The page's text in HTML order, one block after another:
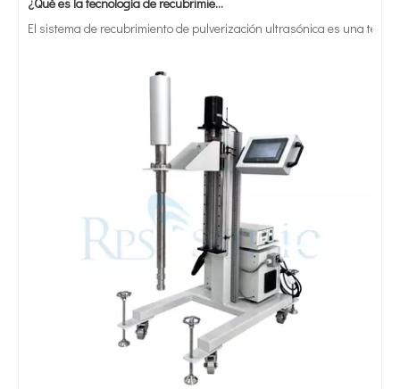
El sistema de recubrimiento de pulverización ultrasónica es una